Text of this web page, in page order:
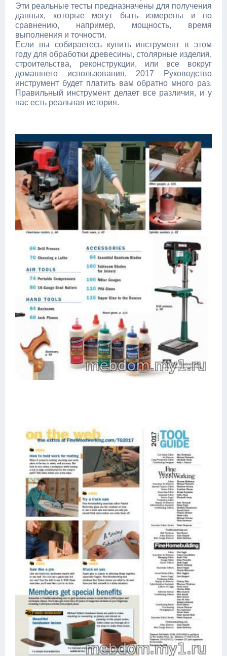
Эти реальные тесты предназначены для получения
данных, которые могут быть измерены и по
сравнению, например, мощность, время
выполнения и точности.
Если вы собираетесь купить инструмент в этом
году для обработки древесины, столярные изделия,
строительства, реконструкции, или все вокруг
домашнего использования, 2017 Руководство
инструмент будет платить вам обратно много раз.
Правильный инструмент делает все различия, и у
нас есть реальная история.